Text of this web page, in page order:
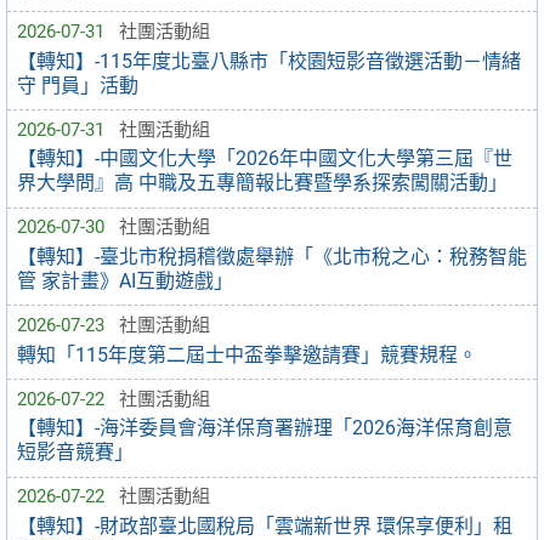
2026-07-31 社團活動組
【轉知】-115年度北臺八縣市「校園短影音徵選活動－情緒
守 門員」活動
2026-07-31 社團活動組
【轉知】-中國文化大學「2026年中國文化大學第三屆『世
界大學問』高 中職及五專簡報比賽暨學系探索闖關活動」
2026-07-30 社團活動組
【轉知】-臺北市稅捐稽徵處舉辦「《北市稅之心：稅務智能
管 家計畫》AI互動遊戲」
2026-07-23 社團活動組
轉知「115年度第二屆士中盃拳擊邀請賽」競賽規程。
2026-07-22 社團活動組
【轉知】-海洋委員會海洋保育署辦理「2026海洋保育創意
短影音競賽」
2026-07-22 社團活動組
【轉知】-財政部臺北國稅局「雲端新世界 環保享便利」租